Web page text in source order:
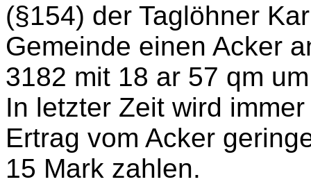
(§154) der Taglöhner
Gemeinde einen Acker
3182 mit 18 ar 57 qm
In letzter Zeit wird
Ertrag vom Acker
15 Mark zahlen.